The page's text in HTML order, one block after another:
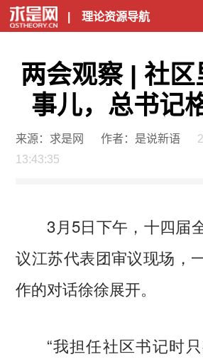
| 理论资源导航
两会观察 | 社
事儿，总书记
来源：求是网 作者：是说新语
13:43:35
3月5日下午，十四届
议江苏代表团审议现场，
作的对话徐徐展开。
“我担任社区书记时只